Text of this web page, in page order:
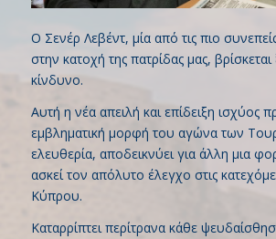
Ο Σενέρ Λεβέντ, μία από τις πιο
στην κατοχή της πατρίδας μας,
κίνδυνο.
Αυτή η νέα απειλή και επίδειξη ισχύος
εμβληματική μορφή του αγώνα των
ελευθερία, αποδεικνύει για άλλη μια
ασκεί τον απόλυτο έλεγχο στις
Κύπρου.
Καταρρίπτει περίτρανα κάθε